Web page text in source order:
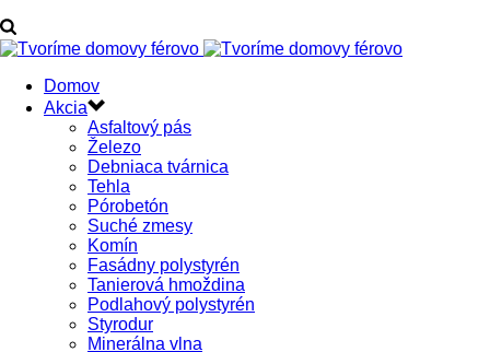
Domov
Akcia
Asfaltový pás
Železo
Debniaca tvárnica
Tehla
Pórobetón
Suché zmesy
Komín
Fasádny polystyrén
Tanierová hmoždina
Podlahový polystyrén
Styrodur
Minerálna vlna